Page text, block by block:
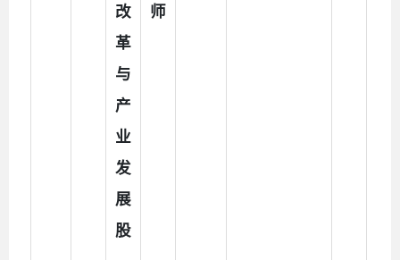
改
革
与
产
业
发
展
股
师